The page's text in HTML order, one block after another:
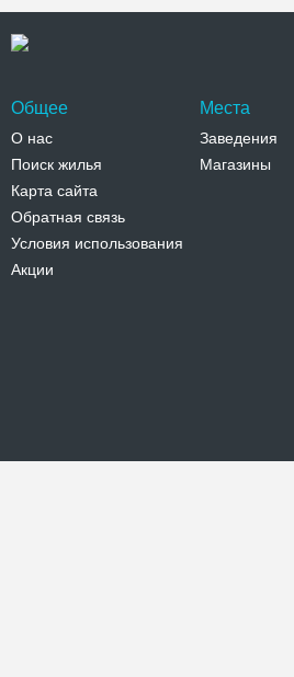
Общее
О нас
Поиск жилья
Карта сайта
Обратная связь
Условия использования
Акции
Места
Заведения
Магазины